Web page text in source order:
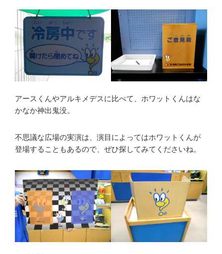
アースくんやアルキメデスに比べて、ホワットくんはな
かなか神出鬼没。
不思議な広場の実演は、演目によってはホワットくんが
登場することもあるので、ぜひ探してみてくださいね。